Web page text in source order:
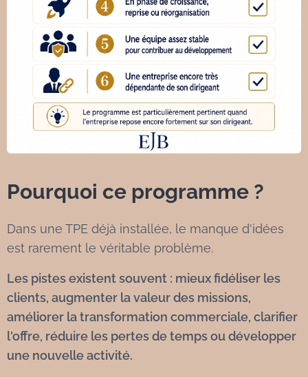
Pourquoi ce programme ?
Dans une TPE déjà installée, le manque d'idées
est rarement le véritable problème.
Les pistes existent souvent : mieux fidéliser les
clients, augmenter la valeur des missions,
améliorer la transformation commerciale, clarifier
l'offre, réduire les pertes de temps ou développer
une nouvelle activité.